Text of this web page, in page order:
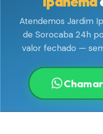
Atendemos Jardim
de Sorocaba 24h
valor fechado —